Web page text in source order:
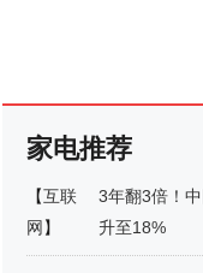
家电推荐
【互联
网 】
3年翻3倍！
升至18%